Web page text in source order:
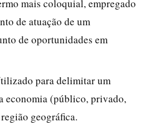
mais coloquial, empregado
de atuação de um
de oportunidades em
para delimitar um
economia (público, privado,
geográfica.